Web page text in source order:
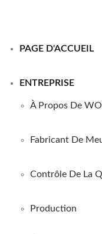
PAGE D'ACCUEIL
ENTREPRISE
À Propos De
Fabricant De
Contrôle De La
Production